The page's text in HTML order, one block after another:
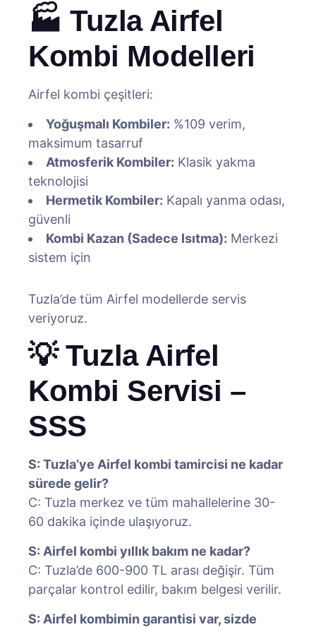
🏭 Tuzla Airfel
Kombi Modelleri
Airfel kombi çeşitleri:
Yoğuşmalı Kombiler: %109 verim,
maksimum tasarruf
Atmosferik Kombiler: Klasik yakma
teknolojisi
Hermetik Kombiler: Kapalı yanma odası,
güvenli
Kombi Kazan (Sadece Isıtma): Merkezi
sistem için
Tuzla’de tüm Airfel modellerde servis
veriyoruz.
💡 Tuzla Airfel
Kombi Servisi –
SSS
S: Tuzla’ye Airfel kombi tamircisi ne kadar
sürede gelir?
C: Tuzla merkez ve tüm mahallelerine 30-
60 dakika içinde ulaşıyoruz.
S: Airfel kombi yıllık bakım ne kadar?
C: Tuzla’de 600-900 TL arası değişir. Tüm
parçalar kontrol edilir, bakım belgesi verilir.
S: Airfel kombimin garantisi var, sizde